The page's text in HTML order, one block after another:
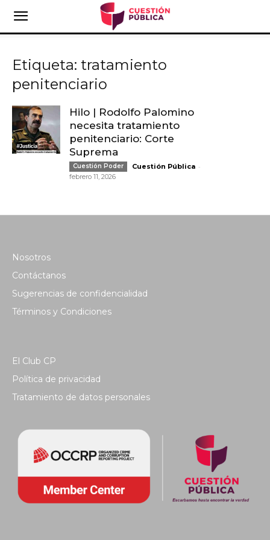
Etiqueta: tratamiento
penitenciario
Hilo | Rodolfo Palomino
necesita tratamiento
penitenciario: Corte
Suprema
Cuestión Poder Cuestión Pública -
febrero 11, 2026
Nosotros
Contáctanos
Sugerencias de confidencialidad
Términos y Condiciones
El Club CP
Política de privacidad
Tratamiento de datos personales